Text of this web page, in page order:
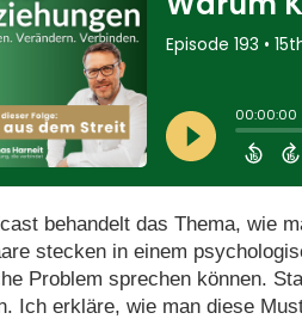
behandelt das Thema, wie
stecken in einem
Problem sprechen können.
Ich erkläre, wie man diese